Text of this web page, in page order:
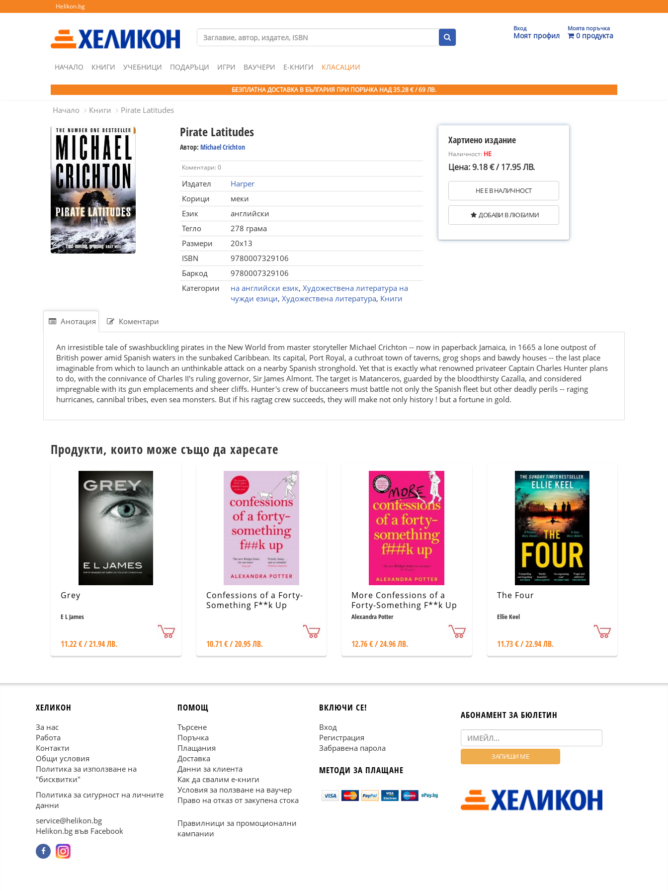
Helikon.bg
Вход
Моят профил
Моята поръчка
0 продукта
НАЧАЛО КНИГИ УЧЕБНИЦИ ПОДАРЪЦИ ИГРИ ВАУЧЕРИ Е-КНИГИ КЛАСАЦИИ
БЕЗПЛАТНА ДОСТАВКА В БЪЛГАРИЯ ПРИ ПОРЪЧКА НАД 35.28 € / 69 ЛВ.
Начало Книги Pirate Latitudes
Pirate Latitudes
Автор: Michael Crichton
Коментари: 0
Издател
Harper
Корици
меки
Език
английски
Тегло
278 грама
Размери
20x13
ISBN
9780007329106
Баркод
9780007329106
Категории
на английски език, Художествена литература на
чужди езици, Художествена литература, Книги
Хартиено издание
Наличност: НЕ
Цена: 9.18 € / 17.95 ЛВ.
НЕ Е В НАЛИЧНОСТ
ДОБАВИ В ЛЮБИМИ
Анотация Коментари
An irresistible tale of swashbuckling pirates in the New World from master storyteller Michael Crichton -- now in paperback Jamaica, in 1665 a lone outpost of
British power amid Spanish waters in the sunbaked Caribbean. Its capital, Port Royal, a cuthroat town of taverns, grog shops and bawdy houses -- the last place
imaginable from which to launch an unthinkable attack on a nearby Spanish stronghold. Yet that is exactly what renowned privateer Captain Charles Hunter plans
to do, with the connivance of Charles II's ruling governor, Sir James Almont. The target is Matanceros, guarded by the bloodthirsty Cazalla, and considered
impregnable with its gun emplacements and sheer cliffs. Hunter's crew of buccaneers must battle not only the Spanish fleet but other deadly perils -- raging
hurricanes, cannibal tribes, even sea monsters. But if his ragtag crew succeeds, they will make not only history ! but a fortune in gold.
Продукти, които може също да харесате
Grey
E L James
11.22 € / 21.94 ЛВ.
Confessions of a Forty-
Something F**k Up
10.71 € / 20.95 ЛВ.
More Confessions of a
Forty-Something F**k Up
Alexandra Potter
12.76 € / 24.96 ЛВ.
The Four
Ellie Keel
11.73 € / 22.94 ЛВ.
ХЕЛИКОН
За нас
Работа
Контакти
Общи условия
Политика за използване на
"бисквитки"
Политика за сигурност на личните
данни
service@helikon.bg
Helikon.bg във Facebook
ПОМОЩ
Търсене
Поръчка
Плащания
Доставка
Данни за клиента
Как да свалим е-книги
Условия за ползване на ваучер
Право на отказ от закупена стока
Правилници за промоционални
кампании
ВКЛЮЧИ СЕ!
Вход
Регистрация
Забравена парола
МЕТОДИ ЗА ПЛАЩАНЕ
АБОНАМЕНТ ЗА БЮЛЕТИН